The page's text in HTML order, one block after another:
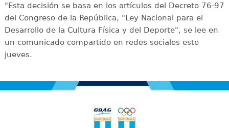
"Esta decisión se basa en los artículos del Decreto 76-97
del Congreso de la República, "Ley Nacional para el
Desarrollo de la Cultura Física y del Deporte", se lee en
un comunicado compartido en redes sociales este
jueves.